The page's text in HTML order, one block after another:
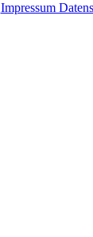
Impressum